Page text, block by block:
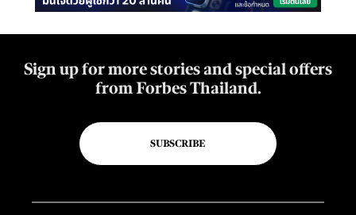
Sign up for more stories and special offers
from Forbes Thailand.
SUBSCRIBE